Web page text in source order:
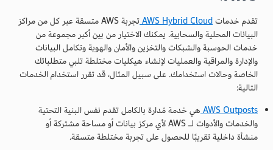
تقدم خدماتAWS Hybrid Cloud
تجربة AWS متسقة عبر كل من مراكز
البيانات المحلية والسحابية. يمكنك الاختيار من بين أكبر مجموعة من
خدمات الحوسبة والشبكات والتخزين والأمان والهوية وتكامل البيانات
والإدارة والمراقبة والعمليات لإنشاء هيكليات مختلطة تلبي متطلباتك
الخاصة وحالات استخدامك. على سبيل المثال، قد تقرر استخدام الخدمات
التالية:
AWS Outposts هي خدمة مُدارة بالكامل تقدم نفس البنية التحتية
والخدمات والأدوات لـ AWS لأي مركز بيانات أو مساحة مشتركة أو
منشأة داخلية تقريبًا للحصول على تجربة مختلطة متسقة.